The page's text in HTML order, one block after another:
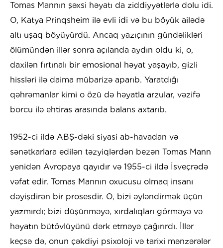
Tomas Mannın şəxsi həyatı da ziddiyyətlərlə dolu idi.
O, Katya Prinqsheim ilə evli idi və bu böyük ailədə
altı uşaq böyüyürdü. Ancaq yazıçının gündəlikləri
ölümündən illər sonra açılanda aydın oldu ki, o,
daxilən fırtınalı bir emosional həyat yaşayıb, gizli
hissləri ilə daima mübarizə aparıb. Yaratdığı
qəhrəmanlar kimi o özü də həyatla arzular, vəzifə
borcu ilə ehtiras arasında balans axtarıb.
1952-ci ildə ABŞ-dəki siyasi ab-havadan və
sənətkarlara edilən təzyiqlərdən bezən Tomas Mann
yenidən Avropaya qayıdır və 1955-ci ildə İsveçrədə
vəfat edir. Tomas Mannın oxucusu olmaq insanı
dəyişdirən bir prosesdir. O, bizi əyləndirmək üçün
yazmırdı; bizi düşünməyə, xırdalıqları görməyə və
həyatın bütövlüyünü dərk etməyə çağırırdı. İllər
keçsə də, onun çəkdiyi psixoloji və tarixi mənzərələr